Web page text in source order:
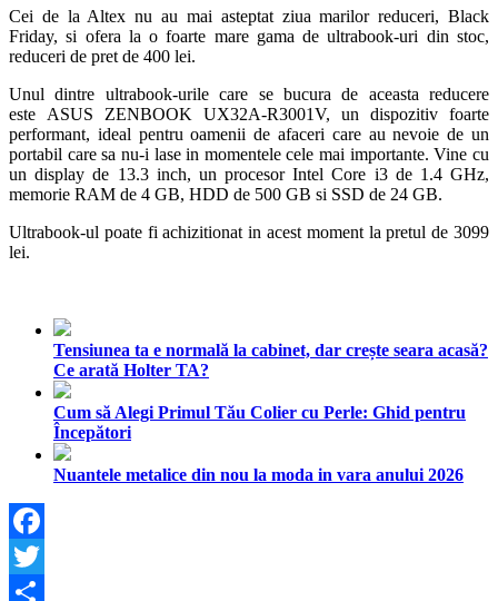
Cei de la Altex nu au mai asteptat ziua marilor reduceri, Black
Friday, si ofera la o foarte mare gama de ultrabook-uri din stoc,
reduceri de pret de 400 lei.
Unul dintre ultrabook-urile care se bucura de aceasta reducere
este ASUS ZENBOOK UX32A-R3001V, un dispozitiv foarte
performant, ideal pentru oamenii de afaceri care au nevoie de un
portabil care sa nu-i lase in momentele cele mai importante. Vine cu
un display de 13.3 inch, un procesor Intel Core i3 de 1.4 GHz,
memorie RAM de 4 GB, HDD de 500 GB si SSD de 24 GB.
Ultrabook-ul poate fi achizitionat in acest moment la pretul de 3099
lei.
Tensiunea ta e normală la cabinet, dar crește seara acasă?
Ce arată Holter TA?
Cum să Alegi Primul Tău Colier cu Perle: Ghid pentru
Începători
Nuantele metalice din nou la moda in vara anului 2026
Facebook
Twitter